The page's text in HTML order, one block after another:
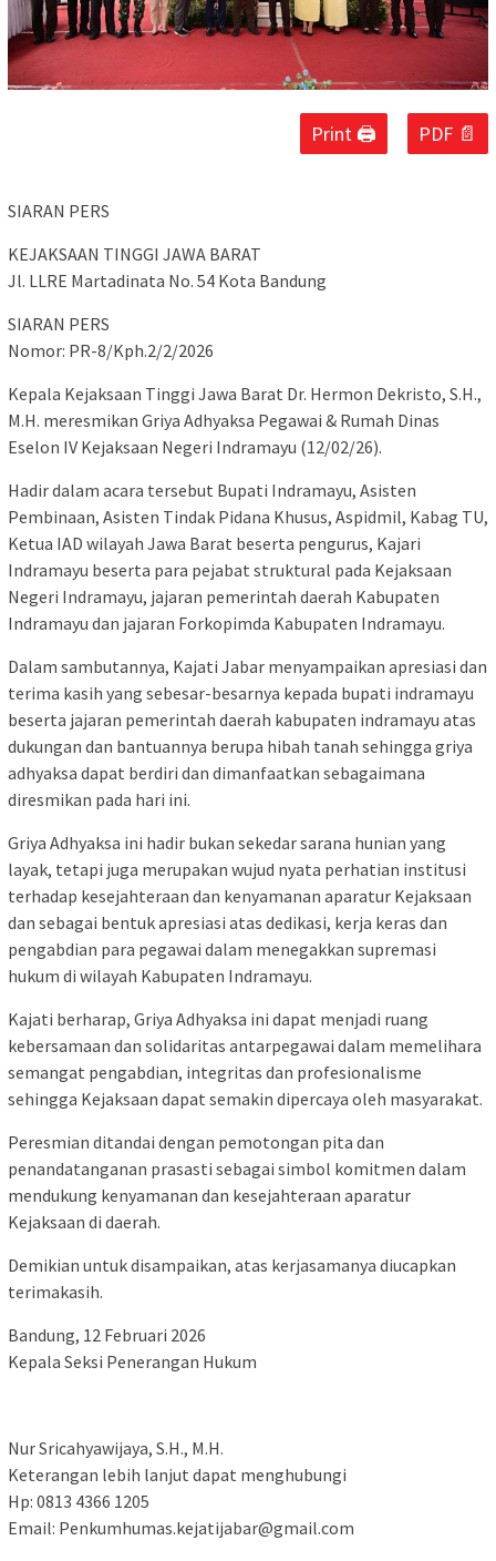
Print 🖨 PDF 📄
SIARAN PERS
KEJAKSAAN TINGGI JAWA BARAT
Jl. LLRE Martadinata No. 54 Kota Bandung
SIARAN PERS
Nomor: PR-8/Kph.2/2/2026
Kepala Kejaksaan Tinggi Jawa Barat Dr. Hermon Dekristo, S.H.,
M.H. meresmikan Griya Adhyaksa Pegawai & Rumah Dinas
Eselon IV Kejaksaan Negeri Indramayu (12/02/26).
Hadir dalam acara tersebut Bupati Indramayu, Asisten
Pembinaan, Asisten Tindak Pidana Khusus, Aspidmil, Kabag TU,
Ketua IAD wilayah Jawa Barat beserta pengurus, Kajari
Indramayu beserta para pejabat struktural pada Kejaksaan
Negeri Indramayu, jajaran pemerintah daerah Kabupaten
Indramayu dan jajaran Forkopimda Kabupaten Indramayu.
Dalam sambutannya, Kajati Jabar menyampaikan apresiasi dan
terima kasih yang sebesar-besarnya kepada bupati indramayu
beserta jajaran pemerintah daerah kabupaten indramayu atas
dukungan dan bantuannya berupa hibah tanah sehingga griya
adhyaksa dapat berdiri dan dimanfaatkan sebagaimana
diresmikan pada hari ini.
Griya Adhyaksa ini hadir bukan sekedar sarana hunian yang
layak, tetapi juga merupakan wujud nyata perhatian institusi
terhadap kesejahteraan dan kenyamanan aparatur Kejaksaan
dan sebagai bentuk apresiasi atas dedikasi, kerja keras dan
pengabdian para pegawai dalam menegakkan supremasi
hukum di wilayah Kabupaten Indramayu.
Kajati berharap, Griya Adhyaksa ini dapat menjadi ruang
kebersamaan dan solidaritas antarpegawai dalam memelihara
semangat pengabdian, integritas dan profesionalisme
sehingga Kejaksaan dapat semakin dipercaya oleh masyarakat.
Peresmian ditandai dengan pemotongan pita dan
penandatanganan prasasti sebagai simbol komitmen dalam
mendukung kenyamanan dan kesejahteraan aparatur
Kejaksaan di daerah.
Demikian untuk disampaikan, atas kerjasamanya diucapkan
terimakasih.
Bandung, 12 Februari 2026
Kepala Seksi Penerangan Hukum
Nur Sricahyawijaya, S.H., M.H.
Keterangan lebih lanjut dapat menghubungi
Hp: 0813 4366 1205
Email: Penkumhumas.kejatijabar@gmail.com